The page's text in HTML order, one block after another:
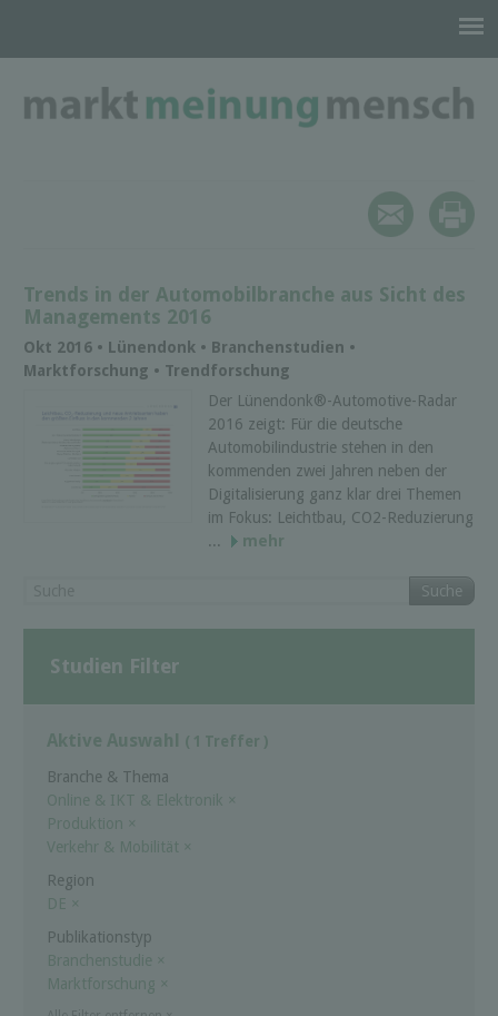
Trends in der Automobilbranche aus Sicht des
Managements 2016
Okt 2016 • Lünendonk • Branchenstudien •
Marktforschung • Trendforschung
Der Lünendonk®-Automotive-Radar
2016 zeigt: Für die deutsche
Automobilindustrie stehen in den
kommenden zwei Jahren neben der
Digitalisierung ganz klar drei Themen
im Fokus: Leichtbau, CO2-Reduzierung
...
mehr
Suche
Studien Filter
Aktive Auswahl ( 1 Treffer )
Branche & Thema
Online & IKT & Elektronik ×
Produktion ×
Verkehr & Mobilität ×
Region
DE ×
Publikationstyp
Branchenstudie ×
Marktforschung ×